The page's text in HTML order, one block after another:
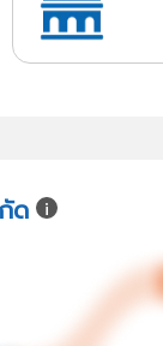
ด